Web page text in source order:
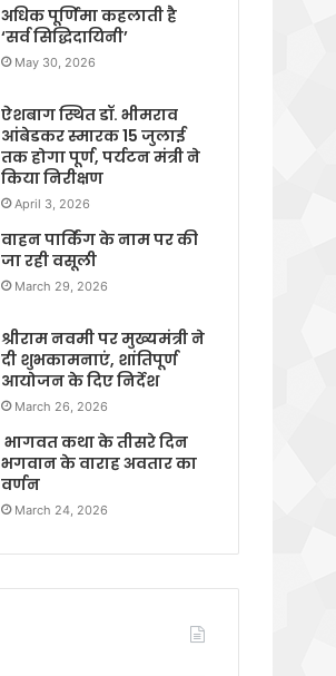
अधिक पूर्णिमा कहलाती है
‘सर्व सिद्धिदायिनी’
May 30, 2026
ऐशबाग स्थित डॉ. भीमराव
आंबेडकर स्मारक 15 जुलाई
तक होगा पूर्ण, पर्यटन मंत्री ने
किया निरीक्षण
April 3, 2026
वाहन पार्किंग के नाम पर की
जा रही वसूली
March 29, 2026
श्रीराम नवमी पर मुख्यमंत्री ने
दी शुभकामनाएं, शांतिपूर्ण
आयोजन के दिए निर्देश
March 26, 2026
भागवत कथा के तीसरे दिन
भगवान के वाराह अवतार का
वर्णन
March 24, 2026